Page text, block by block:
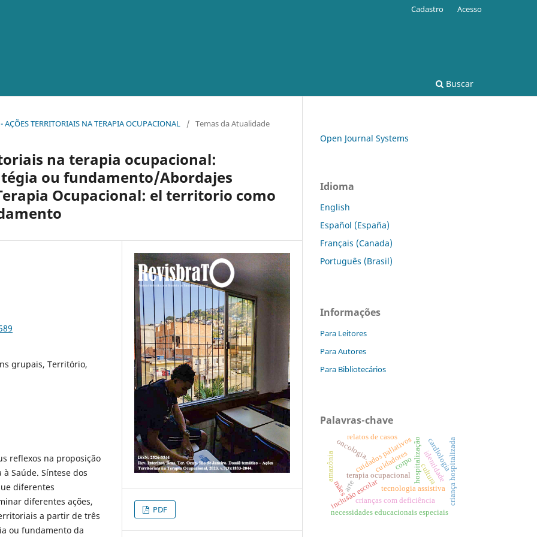
Buscar
Cadastro Acesso
TERRITORIAIS NA TERAPIA OCUPACIONAL / Temas da Atualidade
na terapia ocupacional:
ou fundamento/Abordajes
Ocupacional: el territorio como
grupais, Território,
reflexos na proposição
Saúde. Síntese dos
diferentes
diferentes ações,
a partir de três
ou fundamento da
PDF
Open Journal Systems
Idioma
English
Español (España)
Français (Canada)
Português (Brasil)
Informações
Para Leitores
Para Autores
Para Bibliotecários
Palavras-chave
tecnologia assistiva
terapia ocupacional
inclusão escolar
necessidades educacionais especiais
hospitalização
cuidados paliativos
oncologia. criança hospitalizada
crianças com deficiência
mães
cuidadores
cultura
arte
corpo
relatos de casos
amazônia identidade
cardiologia